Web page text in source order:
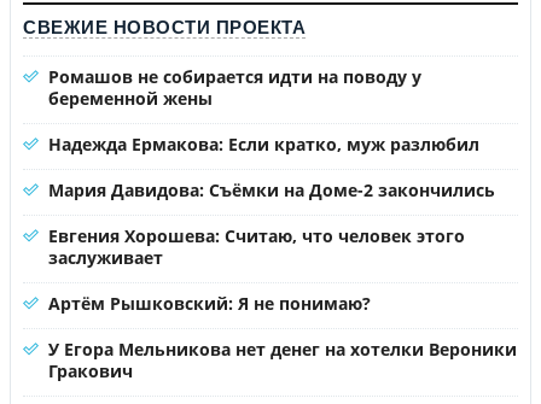
СВЕЖИЕ НОВОСТИ ПРОЕКТА
Ромашов не собирается идти на поводу у
беременной жены
Надежда Ермакова: Если кратко, муж разлюбил
Мария Давидова: Съёмки на Доме-2 закончились
Евгения Хорошева: Считаю, что человек этого
заслуживает
Артём Рышковский: Я не понимаю?
У Егора Мельникова нет денег на хотелки Вероники
Гракович